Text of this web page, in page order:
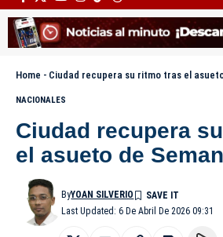
Home - Ciudad recupera su ritmo tras el
NACIONALES
Ciudad recupera
el asueto de
Last Updated: 6 De Abril De 2026 09:31
ByYOAN SILVERIO